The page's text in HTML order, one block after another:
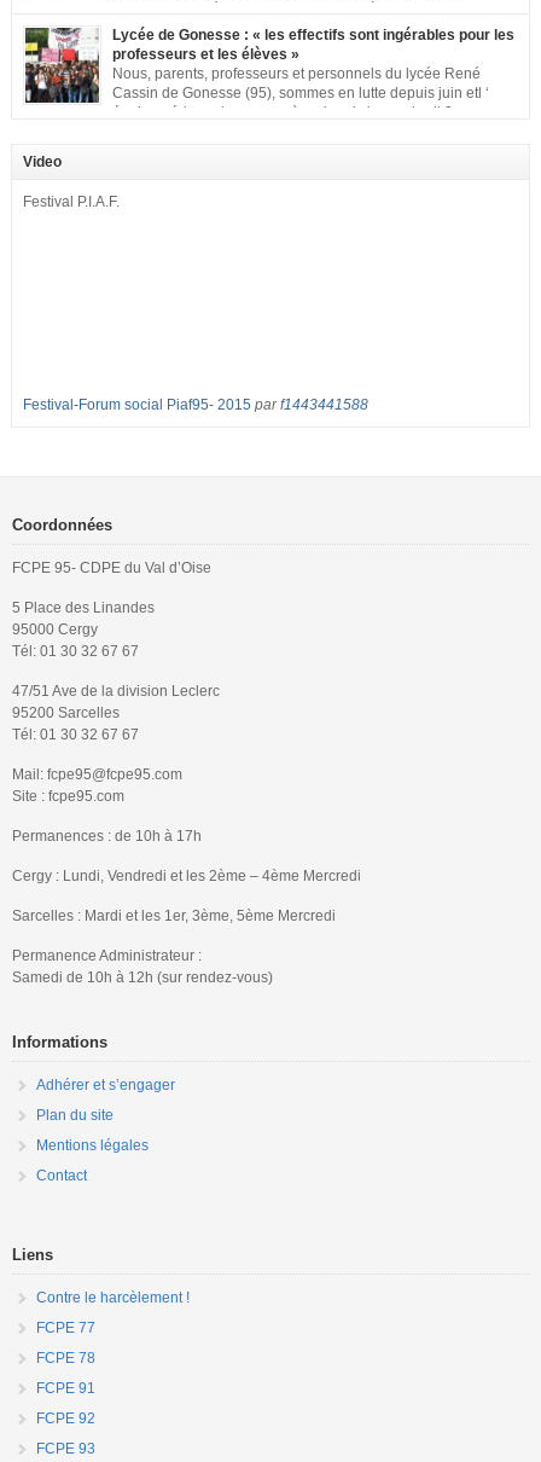
classe aux Longues Rayes ». Non à la dégradation continue des conditions
d’accueil et d’apprentissage de nos enfants à l’école primaire. Chaque
enfant a droit à […]
Lycée de Gonesse : « les effectifs sont ingérables pour les
professeurs et les élèves »
Nous, parents, professeurs et personnels du lycée René
Cassin de Gonesse (95), sommes en lutte depuis juin etl ‘
équipe pédagogique en grève depuis le vendredi 2
nombreuses classes de première et […]
Video
Festival P.I.A.F.
Festival-Forum social Piaf95- 2015 parf1443441588
Coordonnées
FCPE 95- CDPE du Val d’Oise
5 Place des Linandes
95000 Cergy
Tél: 01 30 32 67 67
47/51 Ave de la division Leclerc
95200 Sarcelles
Tél: 01 30 32 67 67
Mail: fcpe95@fcpe95.com
Site : fcpe95.com
Permanences : de 10h à 17h
Cergy : Lundi, Vendredi et les 2ème – 4ème Mercredi
Sarcelles : Mardi et les 1er, 3ème, 5ème Mercredi
Permanence Administrateur :
Samedi de 10h à 12h (sur rendez-vous)
Informations
Adhérer et s’engager
Plan du site
Mentions légales
Contact
Liens
Contre le harcèlement !
FCPE 77
FCPE 78
FCPE 91
FCPE 92
FCPE 93